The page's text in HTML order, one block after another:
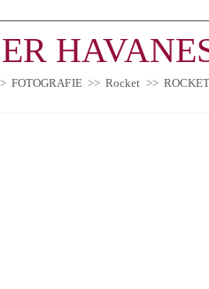
FOTOGRAFIE >> Rocket >>